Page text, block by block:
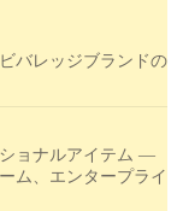
バレッジブランドの
ョナルアイテム —
ム、エンタープライ